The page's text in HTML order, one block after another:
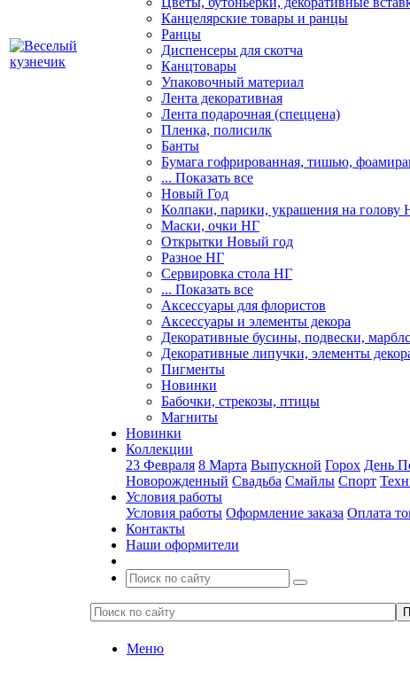
Канцелярские товары и ранцы
Ранцы
Диспенсеры для скотча
Канцтовары
Упаковочный материал
Лента декоративная
Лента подарочная (спеццена)
Пленка, полисилк
Банты
Бумага гофрированная, тишью,
... Показать все
Новый Год
Колпаки, парики, украшения на голову
Маски, очки НГ
Открытки Новый год
Разное НГ
Сервировка стола НГ
... Показать все
Аксессуары для флористов
Аксессуары и элементы декора
Декоративные бусины, подвески, марблс
Декоративные липучки, элементы
Пигменты
Новинки
Бабочки, стрекозы, птицы
Магниты
Новинки
Коллекции
23 Февраля 8 Марта Выпускной Горох День
Новорожденный Свадьба Смайлы Спорт
Условия работы
Условия работы Оформление заказа Оплата
Контакты
Наши оформители
Меню